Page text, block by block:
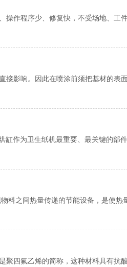
作程序少、修复快，不受场地、工
影响。因此在喷涂前须把基材的表
缸作为卫生纸机最重要、最关键的部
料之间热量传递的节能设备，是使热
四氟乙烯的简称，这种材料具有抗